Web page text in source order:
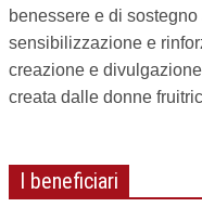
benessere e di
sensibilizzazione e
creazione e
creata dalle donne
I beneficiari